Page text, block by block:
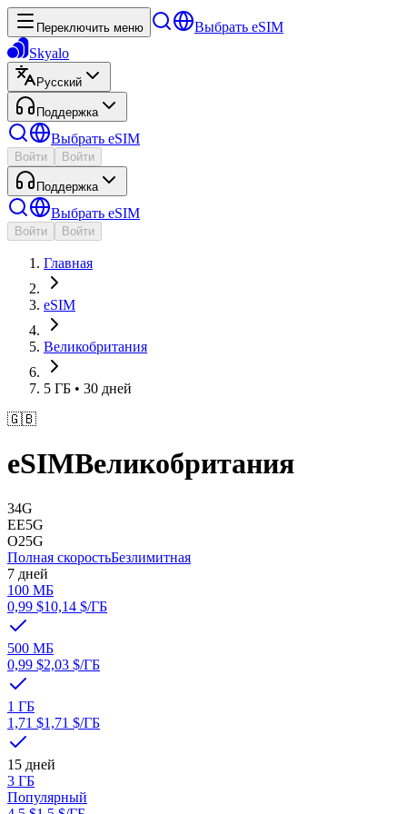
Переключить меню
Выбрать eSIM
Skyalo
Русский
Поддержка
Выбрать eSIM
Войти Войти
Поддержка
Выбрать eSIM
Войти Войти
Главная
eSIM
Великобритания
5 ГБ • 30 дней
🇬🇧
eSIMВеликобритания
34G
EE5G
O25G
Полная скоростьБезлимитная
7 дней
100 МБ
0,99 $10,14 $/ГБ
500 МБ
0,99 $2,03 $/ГБ
1 ГБ
1,71 $1,71 $/ГБ
15 дней
3 ГБ
Популярный